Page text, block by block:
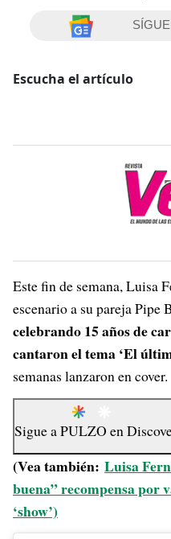
Escucha el artículo
Este fin de semana, Luisa
escenario a su pareja Pipe
celebrando 15 años de
cantaron el tema ‘El
semanas lanzaron en cover.
Sigue aPULZO en
(Vea también: Luisa
buena” recompensa por
‘show’)